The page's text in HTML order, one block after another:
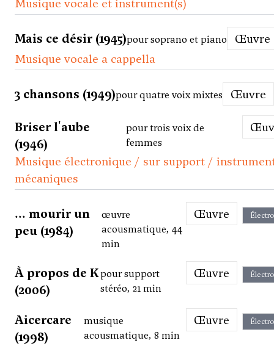
Mais ce désir (1945)pour soprano et piano
Œuvre
Musique vocale a cappella
3 chansons (1949)pour quatre voix mixtes Œuvre
Briser l'aube
(1946)
pour trois voix de
femmes
Musique électronique / sur support /
mécaniques
... mourir un
peu (1984)
œuvre
acousmatique, 44
min
Œuvre
À propos de K
(2006)
pour support
stéréo, 21 min
Œuvre
Aicercare
(1998)
musique
acousmatique, 8 min
Œuvre